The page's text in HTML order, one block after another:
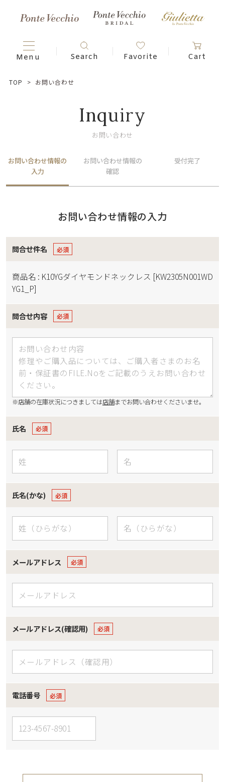
TOP お問い合わせ
Inquiry
お問い合わせ
お問い合わせ情報の
入力
お問い合わせ情報の
確認
受付完了
お問い合わせ情報の入力
問合せ件名
商品名 : K10YGダイヤモンドネックレス [KW2305N001WD
YG1_P]
問合せ内容
※店舗の在庫状況につきましては店舗までお問い合わせくださいませ。
氏名
氏名(かな)
メールアドレス
メールアドレス(確認用)
電話番号